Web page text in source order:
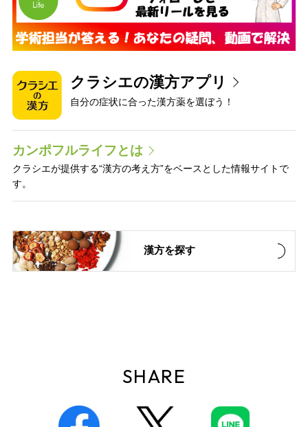
クラシエの漢方アプリ
自分の症状に合った漢方薬を選ぼう！
カンポフルライフとは
クラシエが提供する“漢方の考え方”をベースとした情報サイトで
す。
漢方を探す
SHARE